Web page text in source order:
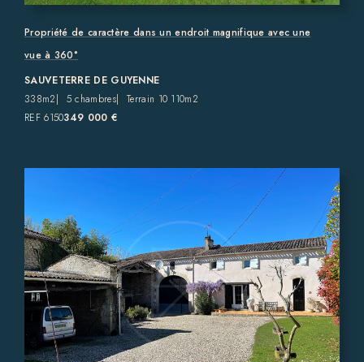
Propriété de caractère dans un endroit magnifique avec une
vue à 360°
SAUVETERRE DE GUYENNE
338m2
5 chambres
Terrain 10 110m2
REF 6150349 000 €